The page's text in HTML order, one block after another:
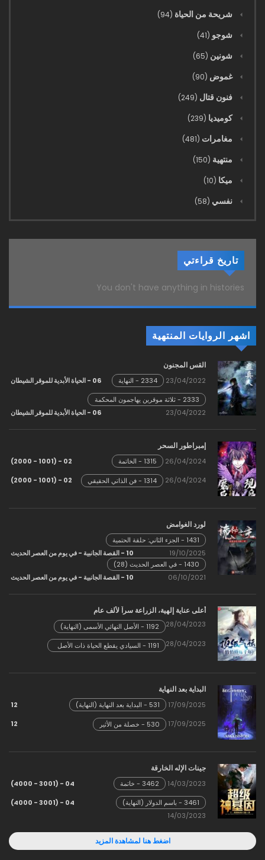
شريحة من الحياة (94)
شوجو (41)
شونين (65)
غموض (90)
فنون قتال (249)
كوميديا (239)
مغامرات (481)
منتهية (150)
ميكا (10)
نفسي (58)
تاريخ قراءتي
You don't have anything in histories
اشهر الروايات المنتهية
القس المجنون
2334 - النهاية 06 - الحياة الأبدية للموقر الشيطان 23/04/2022
2333 - ثلاثة موقرين يهاجمون المحكمة
السماوية!
06 - الحياة الأبدية للموقر الشيطان 23/04/2022
إمبراطور السحر
1315 - الخاتمة 02 - (1001 - 2000) 26/04/2024
1314 - فن الذاتي الحقيقي 02 - (1001 - 2000) 26/04/2024
لورد الغوامض
1431 - الجزء الثاني: حلقة الحتمية
10 - القصة الجانبية - في يوم من العصر الحديث
19/10/2025
1430 - في العصر الحديث (28)
10 - القصة الجانبية - في يوم من العصر الحديث
06/10/2021
أعلى عناية إلهية، الزراعة سراً لألف عام
1192 - الأصل النهائي الأسمى (النهاية) 28/04/2023
1191 - السيادي يقطع الحياة ذات الأصل
العظيم
28/04/2023
البداية بعد النهاية
531 - البداية بعد النهاية (النهاية) 12 17/09/2025
530 - خصلة من الأثير 12 17/09/2025
جينات الإله الخارقة
3462 - خاتمة 04 - (3001 - 4000) 14/03/2023
3461 - باسم الدولار (النهاية)
04 - (3001 - 4000)
14/03/2023
اضغط هنا لمشاهدة المزيد